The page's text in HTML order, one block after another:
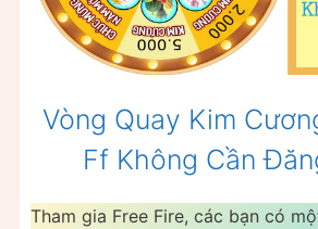
Vòng Quay Kim
Ff Không Cần
Tham gia Free Fire, các bạn có